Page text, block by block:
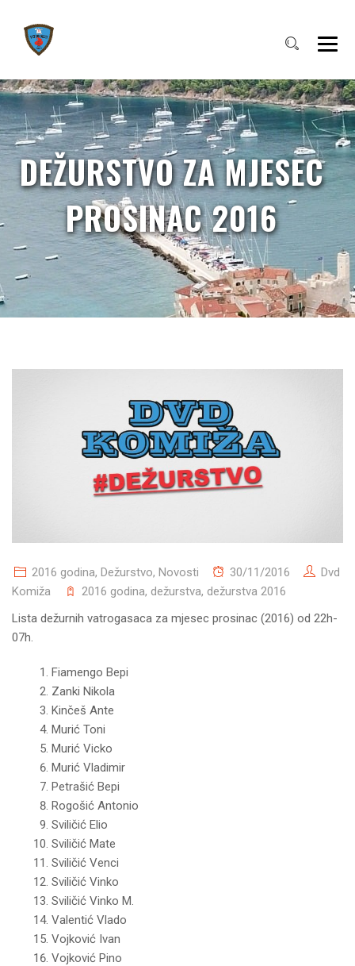
DEŽURSTVO ZA MJESEC
PROSINAC 2016
2016 godina, Dežurstvo, Novosti 30/11/2016
Dvd
Komiža
2016 godina, dežurstva, dežurstva 2016
Lista dežurnih vatrogasaca za mjesec prosinac (2016) od 22h-
07h.
Fiamengo Bepi
Zanki Nikola
Kinčeš Ante
Murić Toni
Murić Vicko
Murić Vladimir
Petrašić Bepi
Rogošić Antonio
Sviličić Elio
Sviličić Mate
Sviličić Venci
Sviličić Vinko
Sviličić Vinko M.
Valentić Vlado
Vojković Ivan
Vojković Pino